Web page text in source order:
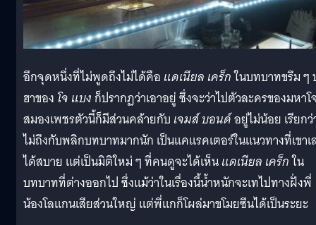
อีกจุดหนึ่งที่ไม่พูดถึงไม่ได้คือแดเนียล เคร็กในบทบาทขรึม ๆ
ฮาของ โจ แบงก็ปรากฏว่าเอาอยู่ ซึ่งจะว่าไปตัวละครของมหาโ
สมองเพชรตัวนี้ก็มีส่วนคล้ายกับเจมส์ บอนด์อยู่ไม่น้อย เรียกว่
ไม่ถึงกับพลิกบทบาทมากนัก เป็นแคแรคเตอร์ในแนวทางที่เขาเ
ได้สบาย แต่เป็นมิติใหม่ ๆ ที่คนดูจะได้เห็นแดเนียล เคร็กใน
บทบาทที่ต่างออกไป ซึ่งแม้ว่าในเรื่องนี้น้ำหนักจะเทไปทางฝั่งพี่
น้องโลแกนเสียส่วนใหญ่ แต่พี่แกก็โผล่มาขโมยซีนได้เป็นระยะ